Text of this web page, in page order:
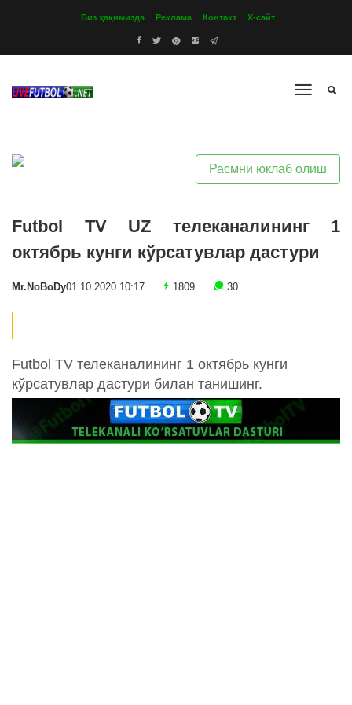
Биз ҳақимизда Реклама Контакт Х-сайт
Расмни юклаб олиш
Futbol TV UZ телеканалининг 1
октябрь кунги кўрсатувлар дастури
Mr.NoBoDy01.10.2020 10:17 1809 30
Futbol TV телеканалининг 1 октябрь кунги
кўрсатувлар дастури билан танишинг.